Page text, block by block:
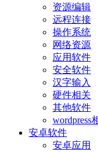
资源编辑
远程连接
操作系统
网络资源
应用软件
安全软件
汉字输入
硬件相关
其他软件
wordpress
安卓软件
安卓应用